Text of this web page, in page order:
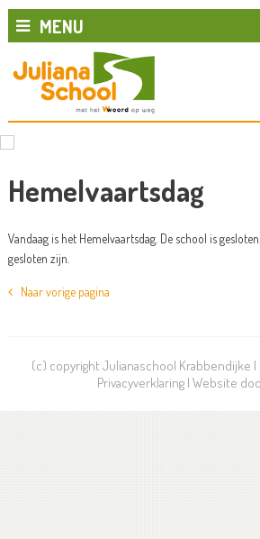
MENU
Hemelvaartsdag
Vandaag is het Hemelvaartsdag. De school is
gesloten zijn.
Naar vorige pagina
(c) copyright Julianaschool Krabbendijke |
Privacyverklaring| Website